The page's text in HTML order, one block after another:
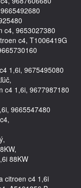
c4, 9653027380
c4, T1006419G
1,6i, 9675495080
c4 1,6i, 9677987180
9665547480
88KW
citroen c4 1,6i